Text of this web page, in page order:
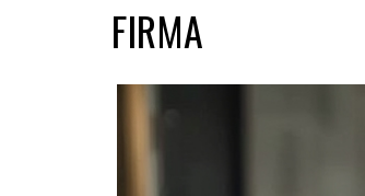
FIRMA